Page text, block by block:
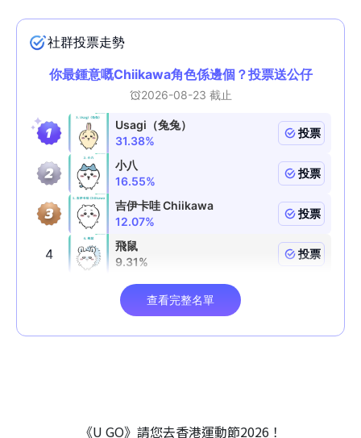
《U GO》請您去香港運動節2026！